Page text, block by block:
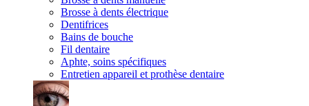
Brosse à dents électrique
Dentifrices
Bains de bouche
Fil dentaire
Aphte, soins spécifiques
Entretien appareil et prothèse dentaire